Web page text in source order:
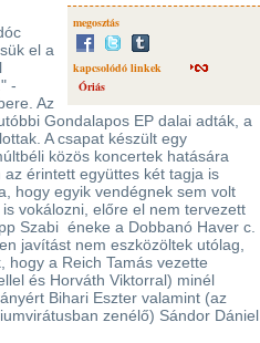
megosztás
kapcsolódó linkek
Óriás
el a
-
Az
Gondalapos EP dalai adták, a
A csapat készült egy
közös koncertek hatására
érintett együttes két tagja is
hogy egyik vendégnek sem volt
vokálozni, előre el nem tervezett
Szabi éneke a Dobbanó Haver c.
javítást nem eszközöltek utólag,
hogy a Reich Tamás vezette
és Horváth Viktorral) minél
Bihari Eszter valamint (az
zenélő) Sándor Dániel